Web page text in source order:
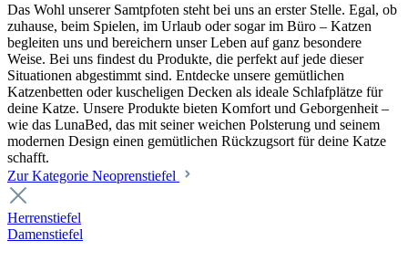
Das Wohl unserer Samtpfoten steht bei uns an erster Stelle. Egal, ob
zuhause, beim Spielen, im Urlaub oder sogar im Büro – Katzen
begleiten uns und bereichern unser Leben auf ganz besondere
Weise. Bei uns findest du Produkte, die perfekt auf jede dieser
Situationen abgestimmt sind. Entdecke unsere gemütlichen
Katzenbetten oder kuscheligen Decken als ideale Schlafplätze für
deine Katze. Unsere Produkte bieten Komfort und Geborgenheit –
wie das LunaBed, das mit seiner weichen Polsterung und seinem
modernen Design einen gemütlichen Rückzugsort für deine Katze
schafft.
Zur Kategorie Neoprenstiefel
Herrenstiefel
Damenstiefel